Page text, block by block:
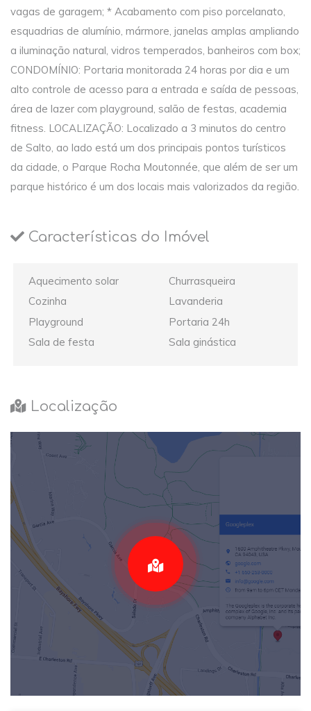
vagas de garagem; * Acabamento com piso porcelanato,
esquadrias de alumínio, mármore, janelas amplas ampliando
a iluminação natural, vidros temperados, banheiros com box;
CONDOMÍNIO: Portaria monitorada 24 horas por dia e um
alto controle de acesso para a entrada e saída de pessoas,
área de lazer com playground, salão de festas, academia
fitness. LOCALIZAÇÃO: Localizado a 3 minutos do centro
de Salto, ao lado está um dos principais pontos turísticos
da cidade, o Parque Rocha Moutonnée, que além de ser um
parque histórico é um dos locais mais valorizados da região.
Características do Imóvel
Aquecimento solar
Churrasqueira
Cozinha
Lavanderia
Playground
Portaria 24h
Sala de festa
Sala ginástica
Localização